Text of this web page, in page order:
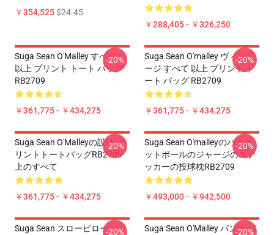
￥354,525$24.45
￥288,405 - ￥326,250
Suga Sean O'Malley すべての
以上 プリント トート バッグ
RB2709
￥361,775 - ￥434,275
-20%
Suga Sean O'malley ヴィンテ
ージ すべて 以上 プリント ト
ート バッグ RB2709
￥361,775 - ￥434,275
-20%
Suga Sean O'Malleyの設計 プ
リントトートバッグRB2709
上のすべて
￥361,775 - ￥434,275
-20%
Suga Sean O'malleyのバスケ
ットボールのジャージのステ
ッカーの投球枕RB2709
￥493,000 - ￥942,500
-20%
Suga Sean スローピロー-20%
Suga Sean O'Malley パンチ バ
-20%